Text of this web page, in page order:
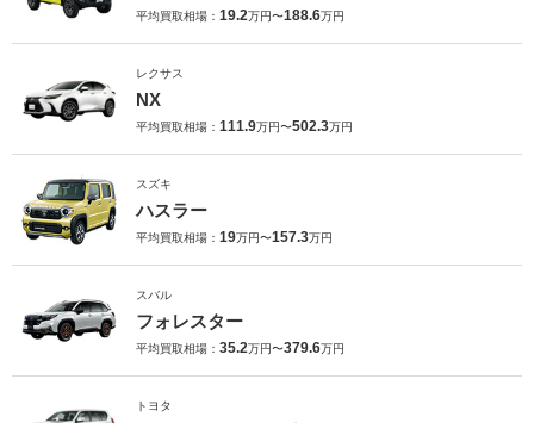
平均買取相場： 19.2万円〜188.6万円
レクサス
NX
平均買取相場： 111.9万円〜502.3万円
スズキ
ハスラー
平均買取相場： 19万円〜157.3万円
スバル
フォレスター
平均買取相場： 35.2万円〜379.6万円
トヨタ